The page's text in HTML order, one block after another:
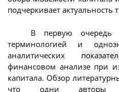
подчеркивает актуальность
В первую очередь
терминологией и
аналитических
финансовом анализе при
капитала. Обзор
что одни авторы